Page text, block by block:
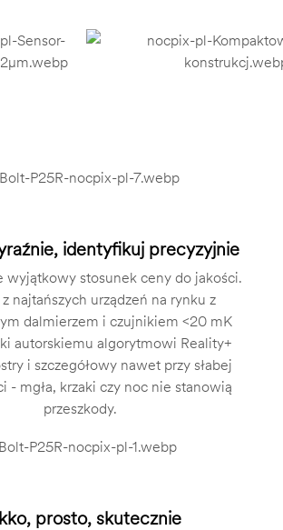
identyfikuj precyzyjnie
wyjątkowy stosunek ceny do jakości.
najtańszych urządzeń na rynku z
dalmierzem i czujnikiem <20 mK
autorskiemu algorytmowi Reality+
i szczegółowy nawet przy słabej
- mgła, krzaki czy noc nie stanowią
przeszkody.
prosto, skutecznie